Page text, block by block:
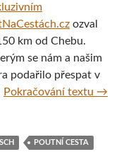
ozval
km od Chebu.
se nám a našim
podařilo přespat v
Pokračování textu →
POUTNÍ CESTA